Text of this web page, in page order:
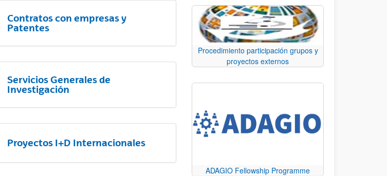
Contratos con empresas y
Patentes
Servicios Generales de
Investigación
Proyectos I+D Internacionales
Procedimiento participación grupos y
proyectos externos
ADAGIO Fellowship Programme